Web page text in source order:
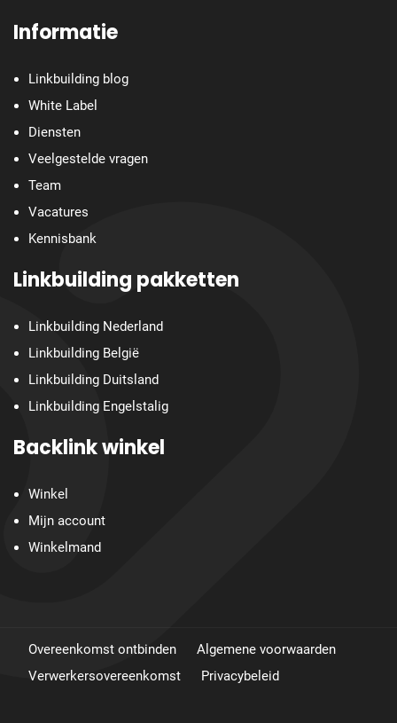
Informatie
Linkbuilding blog
White Label
Diensten
Veelgestelde vragen
Team
Vacatures
Kennisbank
Linkbuilding pakketten
Linkbuilding Nederland
Linkbuilding België
Linkbuilding Duitsland
Linkbuilding Engelstalig
Backlink winkel
Winkel
Mijn account
Winkelmand
Overeenkomst ontbinden
Algemene voorwaarden
Verwerkersovereenkomst
Privacybeleid